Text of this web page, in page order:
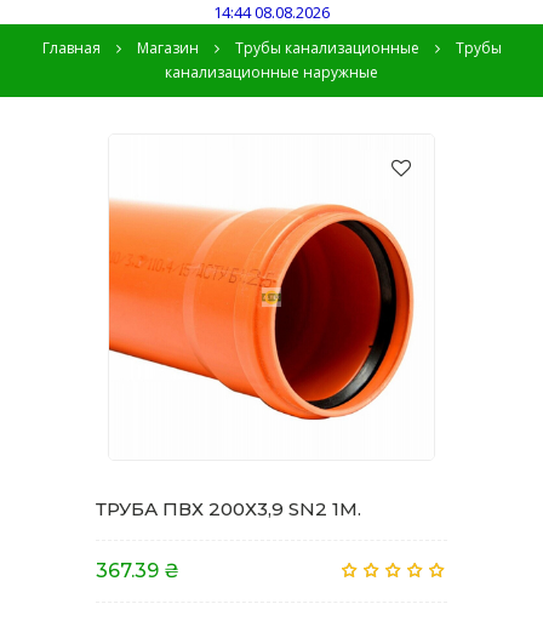
14:44 08.08.2026
Главная Магазин Трубы канализационные
Трубы
канализационные наружные
ТРУБА ПВХ 200Х3,9 SN2 1M.
367.39 ₴